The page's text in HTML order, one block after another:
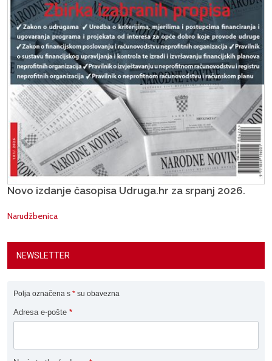
Novo izdanje časopisa Udruga.hr za srpanj 2026.
Narudžbenica
NEWSLETTER
Polja označena s * su obavezna
Adresa e-pošte *